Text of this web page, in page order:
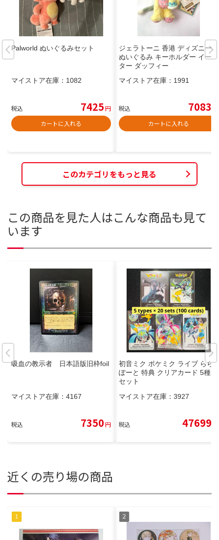
Palworld ぬいぐるみセット
マイストア在庫： 1082
税込 7425円
カートに入れる
ジェラトーニ 香港 ディズニー
ぬいぐるみ キーホルダー イース
ター ダッフィー
マイストア在庫： 1991
税込 7083
カートに入れる
このカテゴリをもっと見る
この商品を見た人はこんな商品も見て
います
吸血の教示者 日本語版旧枠foil
マイストア在庫： 4167
税込 7350円
初音ミク ポケミク ライブ らら
ぽーと 特典 クリアカード 5種20
セット
マイストア在庫： 3927
税込 47699
近くの売り場の商品